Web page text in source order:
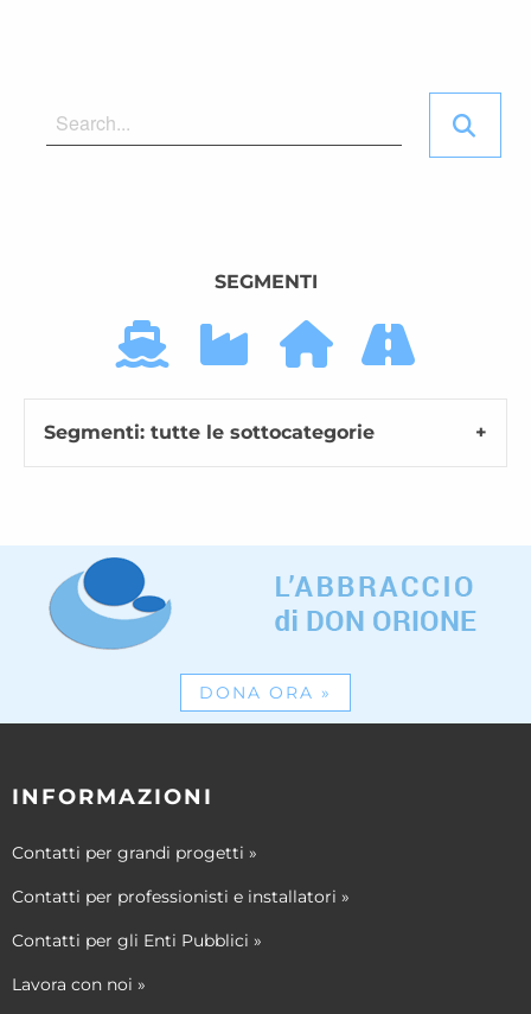
SEGMENTI
Segmenti: tutte le sottocategorie
DONA ORA »
INFORMAZIONI
Contatti per grandi progetti »
Contatti per professionisti e installatori »
Contatti per gli Enti Pubblici »
Lavora con noi »